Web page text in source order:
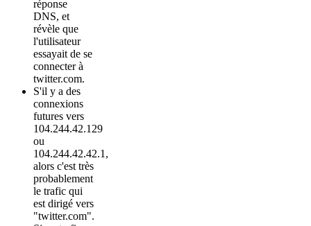
réponse
DNS, et
révèle que
l'utilisateur
essayait de se
connecter à
twitter.com.
S'il y a des
connexions
futures vers
104.244.42.129
ou
104.244.42.42.1,
alors c'est très
probablement
le trafic qui
est dirigé vers
"twitter.com".